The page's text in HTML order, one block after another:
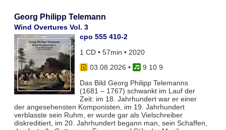
Georg Philipp Telemann
Wind Overtures Vol. 3
cpo 555 410-2
1 CD • 57min • 2020
03.08.2026 •
9 10 9
Das Bild Georg Philipp Telemanns
(1681 – 1767) schwankt im Lauf der
Zeit: im 18. Jahrhundert war er einer
der angesehensten Komponisten, im 19. Jahrhundert
verblasste sein Ruhm, er wurde gar als Vielschreiber
diskreditiert, im 20. Jahrhundert begann man, sein Schaffen,